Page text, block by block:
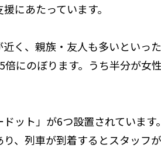
にあたっています。
く、親族・友人も多いといっ
にのぼります。うち半分が女
ット」が6つ設置されていま
、列車が到着するとスタッフ